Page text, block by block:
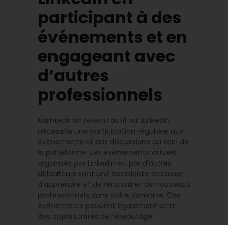
participant à des
événements et en
engageant avec
d’autres
professionnels
Maintenir un réseau actif sur LinkedIn
nécessite une participation régulière aux
événements et aux discussions au sein de
la plateforme. Les événements virtuels
organisés par LinkedIn ou par d’autres
utilisateurs sont une excellente occasion
d’apprendre et de rencontrer de nouveaux
professionnels dans votre domaine. Ces
événements peuvent également offrir
des opportunités de réseautage